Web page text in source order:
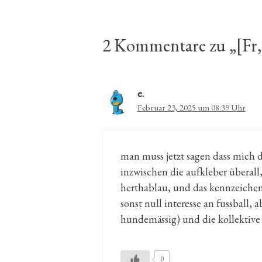
2 Kommentare zu
e.
Februar 23, 2025 um 08:39 Uhr
man muss jetzt sagen dass
inzwischen die aufkleber
herthablau, und das
sonst null interesse an fussball,
hundemässig) und die
0